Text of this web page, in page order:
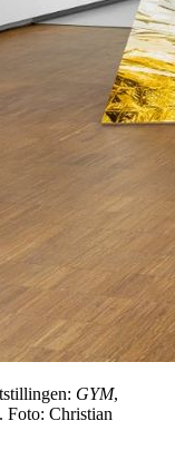
GYM,
Christian